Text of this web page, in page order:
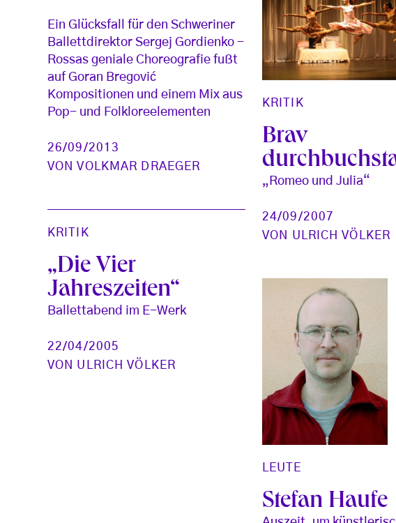
Ein Glücksfall für den Schweriner
Ballettdirektor Sergej Gordienko -
Rossas geniale Choreografie fußt
auf Goran Bregović
Kompositionen und einem Mix aus
Pop- und Folkloreelementen
26/09/2013
VONVOLKMAR DRAEGER
KRITIK
Brav
„Romeo und Julia“
24/09/2007
VON ULRICH VÖLKER
KRITIK
„Die Vier
Jahreszeiten“
Ballettabend im E-Werk
22/04/2005
VON ULRICH VÖLKER
LEUTE
Stefan Haufe